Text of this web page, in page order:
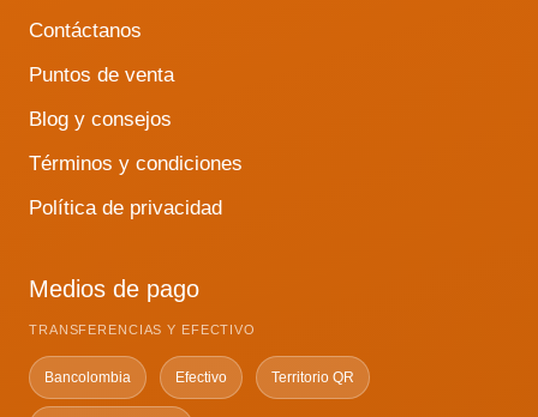
Contáctanos
Puntos de venta
Blog y consejos
Términos y condiciones
Política de privacidad
Medios de pago
TRANSFERENCIAS Y EFECTIVO
Bancolombia Efectivo Territorio QR